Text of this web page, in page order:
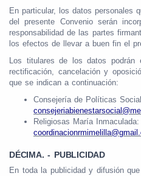
En particular, los datos personales
del presente Convenio serán
responsabilidad de las partes
los efectos de llevar a buen fin el
Los titulares de los datos podrán
rectificación, cancelación y
que se indican a continuación:
Consejería de Políticas
Religiosas María Inmaculada:
DÉCIMA. - PUBLICIDAD
En toda la publicidad y difusión